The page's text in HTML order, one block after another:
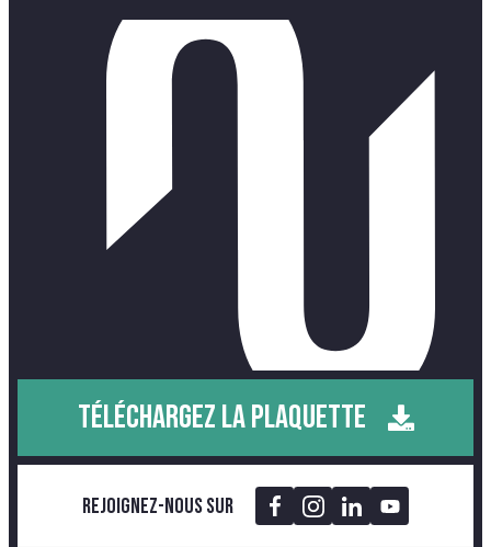
TÉLÉCHARGEZ LA PLAQUETTE
Rejoignez-nous sur